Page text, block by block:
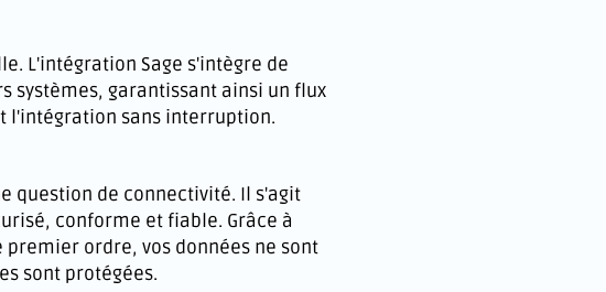
L'intégration Sage s'intègre de
systèmes, garantissant ainsi un flux
l'intégration sans interruption.
question de connectivité. Il s'agit
conforme et fiable. Grâce à
ordre, vos données ne sont
sont protégées.